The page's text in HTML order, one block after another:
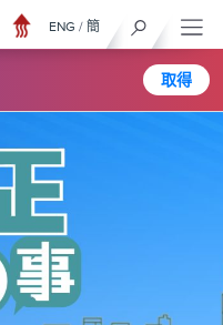
取得
ENG / 簡